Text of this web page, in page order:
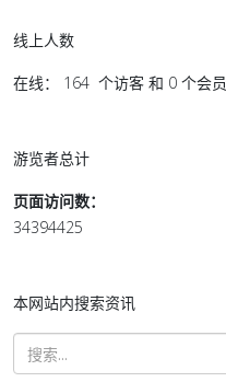
线上人数
在线： 164 个访客 和 0 个会员
游览者总计
页面访问数：
34394425
本网站内搜索资讯